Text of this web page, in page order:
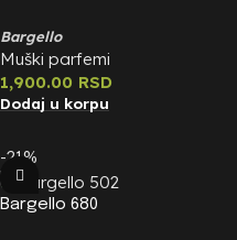
Bargello
Muški parfemi
1,900.00 RSD
Dodaj u korpu
-21%
Bargello 680